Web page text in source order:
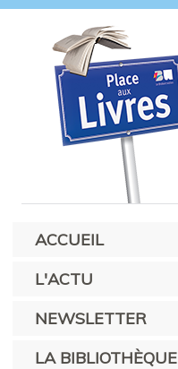
ACCUEIL
L'ACTU
NEWSLETTER
LA BIBLIOTHÈQUE